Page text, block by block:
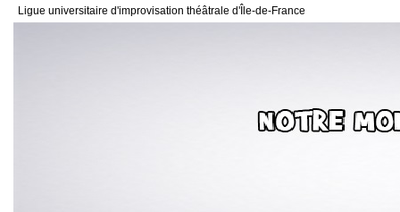
Ligue universitaire d'improvisation théâtrale d'Île-de-France